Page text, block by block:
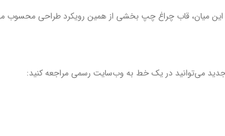
می‌توانید در یک خط به وب‌سایت رسمی مراجعه کنید: